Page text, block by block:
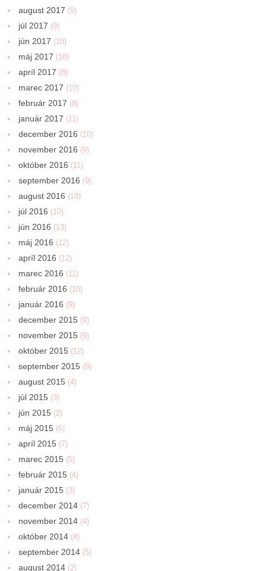
august 2017 (9)
júl 2017 (9)
jún 2017 (10)
máj 2017 (10)
apríl 2017 (8)
marec 2017 (10)
február 2017 (8)
január 2017 (11)
december 2016 (10)
november 2016 (9)
október 2016 (11)
september 2016 (9)
august 2016 (10)
júl 2016 (10)
jún 2016 (13)
máj 2016 (12)
apríl 2016 (12)
marec 2016 (11)
február 2016 (10)
január 2016 (9)
december 2015 (9)
november 2015 (9)
október 2015 (12)
september 2015 (9)
august 2015 (4)
júl 2015 (3)
jún 2015 (2)
máj 2015 (6)
apríl 2015 (7)
marec 2015 (5)
február 2015 (4)
január 2015 (3)
december 2014 (7)
november 2014 (4)
október 2014 (4)
september 2014 (5)
august 2014 (2)